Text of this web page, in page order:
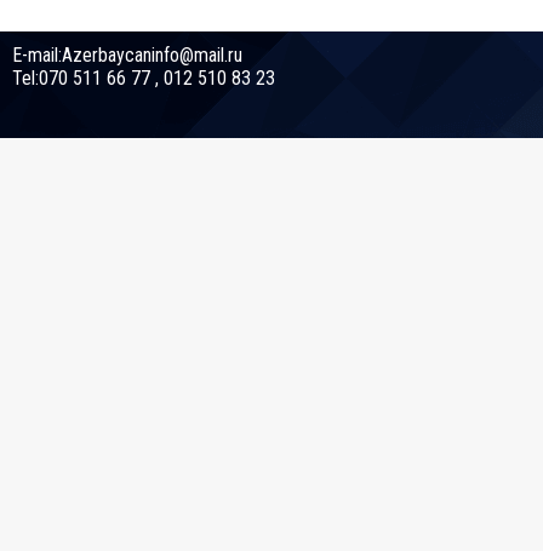
E-mail:Azerbaycaninfo@mail.ru
Tel:070 511 66 77 , 012 510 83 23